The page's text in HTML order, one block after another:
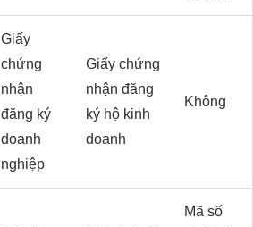
Giấy
chứng
nhận
đăng ký
doanh
nghiệp
Giấy chứng
nhận đăng
ký hộ kinh
doanh
Không
Mã số